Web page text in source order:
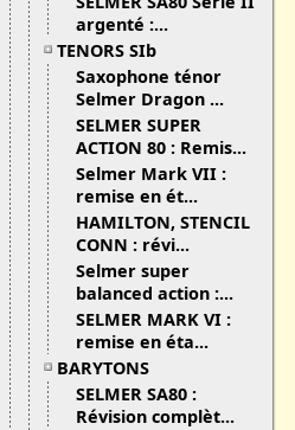
argenté :...
TENORS SIb
Saxophone ténor
Selmer Dragon ...
SELMER SUPER
ACTION 80 : Remis...
Selmer Mark VII :
remise en ét...
HAMILTON, STENCIL
CONN : révi...
Selmer super
balanced action :...
SELMER MARK VI :
remise en éta...
BARYTONS
SELMER SA80 :
Révision complèt...